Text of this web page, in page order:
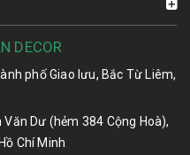
DECOR
phố Giao lưu, Bắc Từ Liêm,
Dư (hẻm 384 Cộng Hoà),
Chí Minh